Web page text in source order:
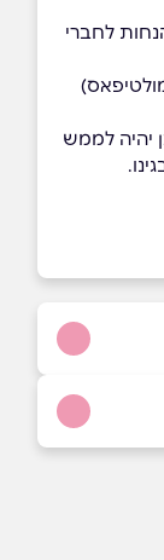
לחברי
יהיה לממש